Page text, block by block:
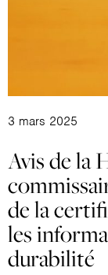
3 mars 2025
Avis de la
de la
les
durabilité